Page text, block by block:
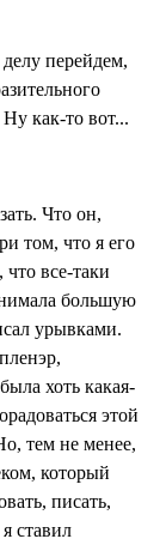
перейдем,
как-то вот...
Что он,
том, что я его
что все-таки
большую
урывками.
хоть какая-
этой
тем не менее,
который
писать,
ставил